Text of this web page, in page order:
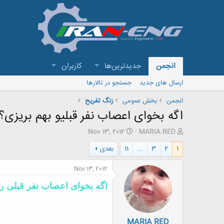
انجمن جدیدترین‌ها کاربران
ارسال های جدید
جستجو در تالارها
انجمن
بخش عمومی زنگ تفريح
اگه بخوای اعصاب نفر قبلیو بهم
ش
ر
ع
MARIA RED
ت
ا
ی
ر
و
Nov 13, 2012
1
2
3
...
11 بعدی
Nov 13, 2012
اگه بخوای اعصاب نفر قبلی